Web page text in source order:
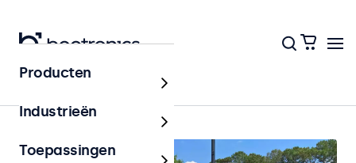
Outdoor
Producten
Industrieën
Toepassingen